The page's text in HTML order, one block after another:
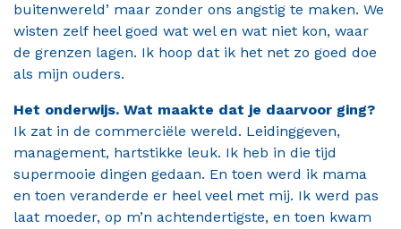
buitenwereld’ maar zonder ons angstig te maken. We
wisten zelf heel goed wat wel en wat niet kon, waar
de grenzen lagen. Ik hoop dat ik het net zo goed doe
als mijn ouders.
Het onderwijs. Wat maakte dat je daarvoor ging?
Ik zat in de commerciële wereld. Leidinggeven,
management, hartstikke leuk. Ik heb in die tijd
supermooie dingen gedaan. En toen werd ik mama
en toen veranderde er heel veel met mij. Ik werd pas
laat moeder, op m’n achtendertigste, en toen kwam